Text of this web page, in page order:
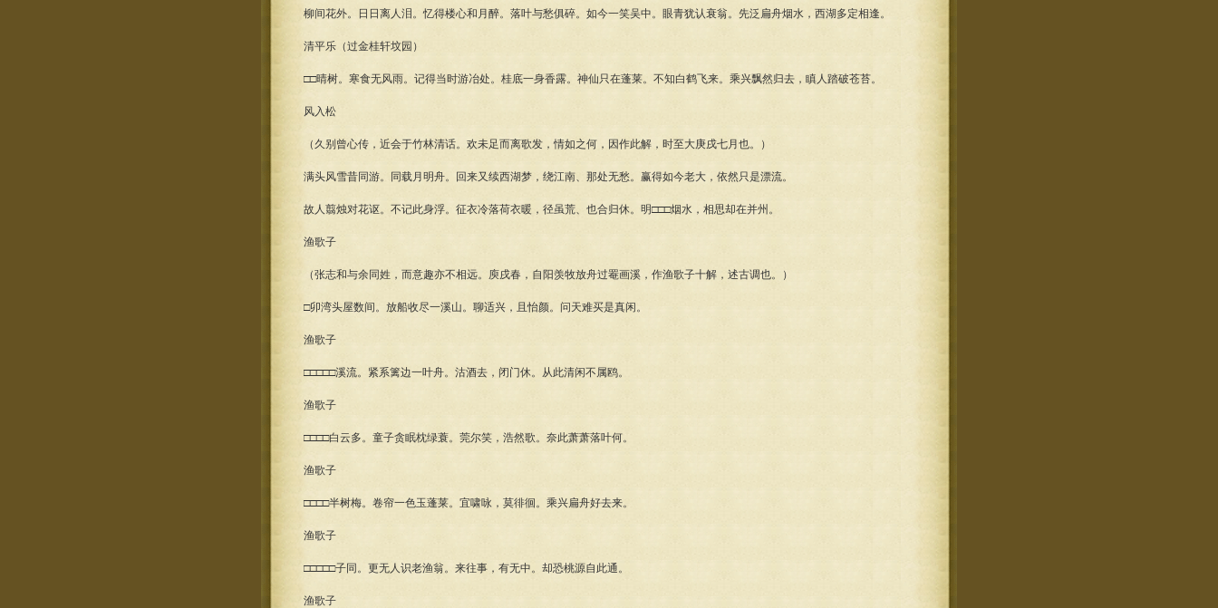
柳间花外。日日离人泪。忆得楼心和月醉。落叶与愁俱碎。如今一笑吴中。眼青犹认衰翁。先泛扁舟烟水，西湖多定相逢。
清平乐（过金桂轩坟园）
□□晴树。寒食无风雨。记得当时游冶处。桂底一身香露。神仙只在蓬莱。不知白鹤飞来。乘兴飘然归去，瞋人踏破苍苔。
风入松
（久别曾心传，近会于竹林清话。欢未足而离歌发，情如之何，因作此解，时至大庚戌七月也。）
满头风雪昔同游。同载月明舟。回来又续西湖梦，绕江南、那处无愁。赢得如今老大，依然只是漂流。
故人翦烛对花讴。不记此身浮。征衣冷落荷衣暖，径虽荒、也合归休。明□□□烟水，相思却在并州。
渔歌子
（张志和与余同姓，而意趣亦不相远。庾戌春，自阳羡牧放舟过罨画溪，作渔歌子十解，述古调也。）
□卯湾头屋数间。放船收尽一溪山。聊适兴，且怡颜。问天难买是真闲。
渔歌子
□□□□□溪流。紧系篱边一叶舟。沽酒去，闭门休。从此清闲不属鸥。
渔歌子
□□□□白云多。童子贪眠枕绿蓑。莞尔笑，浩然歌。奈此萧萧落叶何。
渔歌子
□□□□半树梅。卷帘一色玉蓬莱。宜啸咏，莫徘徊。乘兴扁舟好去来。
渔歌子
□□□□□子同。更无人识老渔翁。来往事，有无中。却恐桃源自此通。
渔歌子